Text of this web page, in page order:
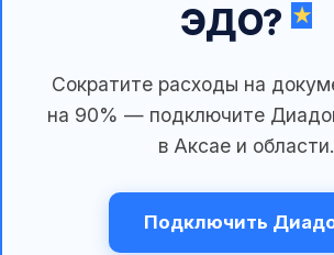
ЭДО?
Сократите расходы на
на 90% — подключите
в Аксае и области.
Подключить